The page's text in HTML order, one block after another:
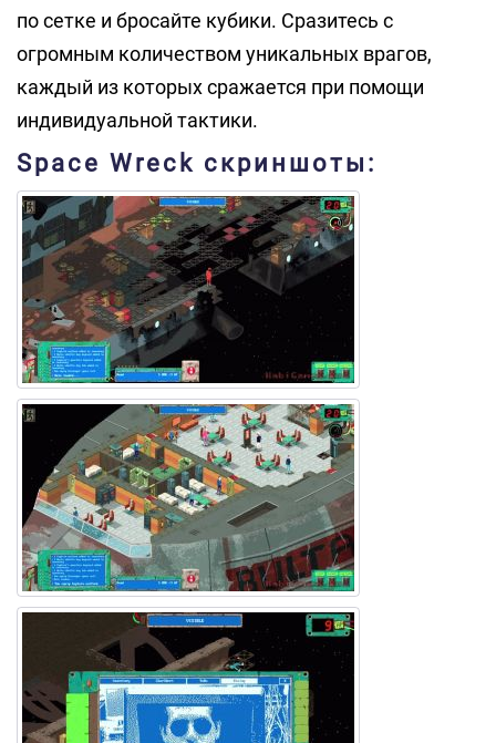
по сетке и бросайте кубики. Сразитесь с
огромным количеством уникальных врагов,
каждый из которых сражается при помощи
индивидуальной тактики.
Space Wreck скриншоты: